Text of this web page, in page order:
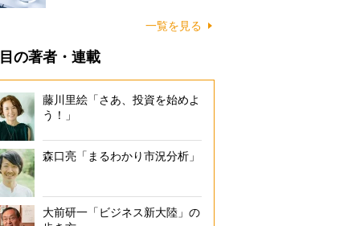
一覧を見る
の著者・連載
藤川里絵「さあ、投資を始めよ
う！」
森口亮「まるわかり市況分析」
大前研一「ビジネス新大陸」の